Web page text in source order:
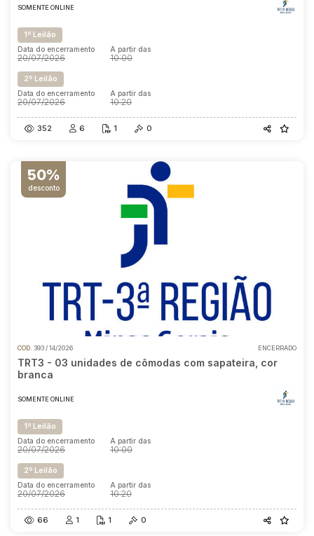
SOMENTE ONLINE
1º Leilão
Data do encerramento
20/07/2026
A partir das
10:00
2º Leilão
Data do encerramento
20/07/2026
A partir das
10:20
352 6 1 0
50%
desconto
COD. 393 / 14/2026 ENCERRADO
TRT3 - 03 unidades de cômodas com sapateira, cor
branca
SOMENTE ONLINE
1º Leilão
Data do encerramento
20/07/2026
A partir das
10:00
2º Leilão
Data do encerramento
20/07/2026
A partir das
10:20
66 1 1 0